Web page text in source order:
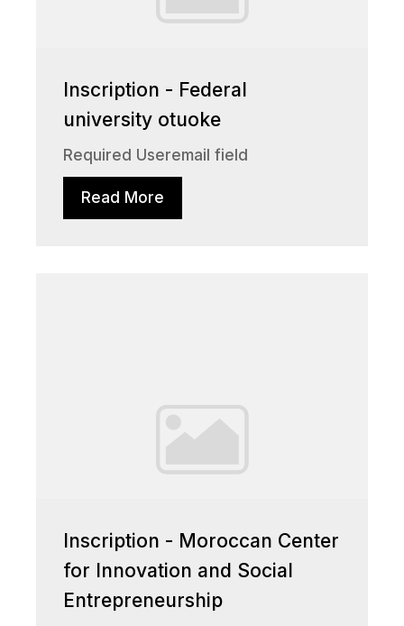
Inscription - Federal
university otuoke
Required Useremail field
Read More
Inscription - Moroccan Center
for Innovation and Social
Entrepreneurship